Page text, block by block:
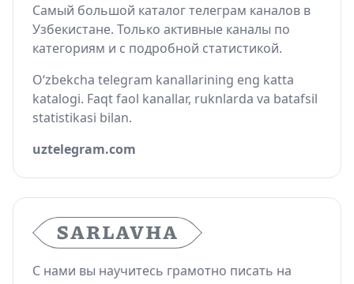
Самый большой каталог телеграм каналов в
Узбекистане. Только активные каналы по
категориям и с подробной статистикой.
O‘zbekcha telegram kanallarining eng katta
katalogi. Faqt faol kanallar, ruknlarda va batafsil
statistikasi bilan.
uztelegram.com
С нами вы научитесь грамотно писать на